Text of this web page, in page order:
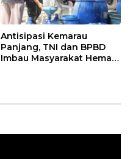
Antisipasi Kemarau
Panjang, TNI dan BPBD
Imbau Masyarakat Hemat